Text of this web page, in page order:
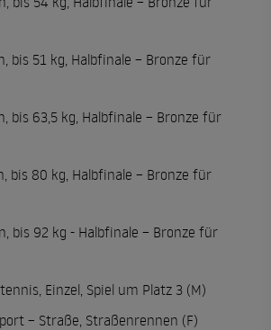
bis 51 kg, Halbfinale – Bronze für
bis 63,5 kg, Halbfinale – Bronze für
bis 80 kg, Halbfinale – Bronze für
bis 92 kg - Halbfinale – Bronze für
Einzel, Spiel um Platz 3 (M)
– Straße, Straßenrennen (F)